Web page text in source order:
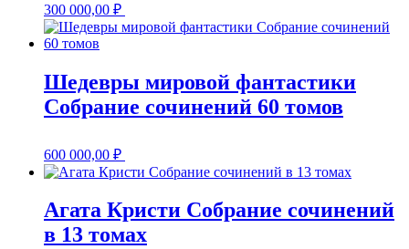
300 000,00 ₽
Шедевры мировой фантастики
Собрание сочинений 60 томов
600 000,00 ₽
Агата Кристи Собрание сочинений
в 13 томах